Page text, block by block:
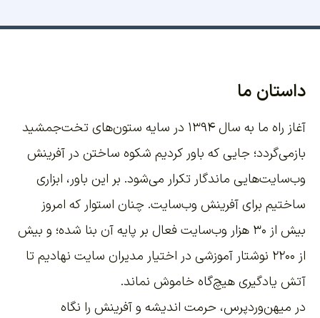
داستان ما
آغاز راه ما به سال ۱۳۹۴ در سایه ستون‌های تخت‌جمشید
بازمی‌گردد؛ جایی که باور کردیم شکوه ساختن در آفرینش
وب‌سایت‌هایی ماندگار تکرار می‌شود. بر این باور، ابزاری
ساختیم برای آفرینش وب‌سایت. چنان استوار که امروز
بیش از ۳۰ هزار وب‌سایت فعال بر پایه آن بنا شده؛ و بیش
از ۲۲۰۰
نوشتار آموزشی در اختیار مدیران سایت نهادیم تا
آتش یادگیری هیچ‌گاه خاموش نماند.
در میهن‌وردپرس، حرمت اندیشه و آفرینش را نگاه